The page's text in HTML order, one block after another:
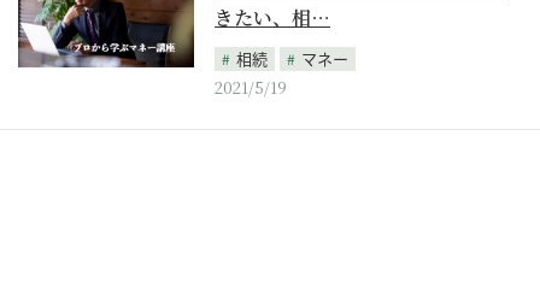
きたい、相…
相続
マネー
2021/5/19